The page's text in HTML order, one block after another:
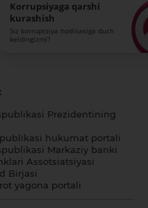
Korrupsiyaga qarshi
kurashish
Siz korruptsiya hodisasiga duch
keldingizmi?
Prezidentining
hukumat portali
Markaziy banki
Assotsiatsiyasi
Birjasi
yagona portali